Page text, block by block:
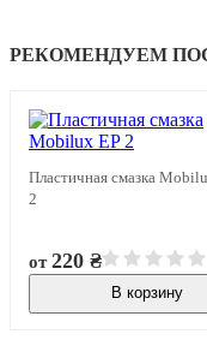
РЕКОМЕНДУЕМ
Пластичная смазка
2
от220 ₴
В корзину